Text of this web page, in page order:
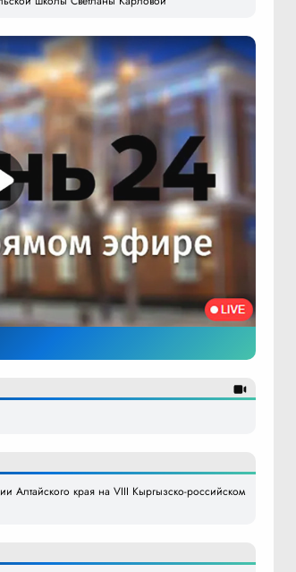
Алтайского края на VIII Кыргызско-российском